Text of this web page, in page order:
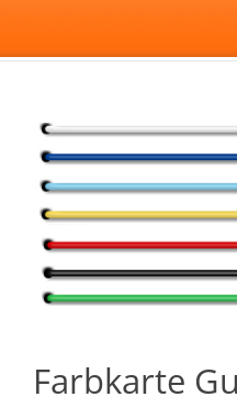
Farbkarte